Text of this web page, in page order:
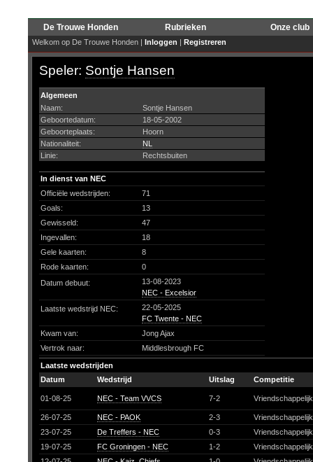
De Trouwe Honden Rubrieken Onze club
Welkom op De Trouwe Honden | Inloggen | Registreren
Speler: Sontje Hansen
Algemeen
Naam:
Sontje Hansen
Geboortedatum:
18-05-2002
Geboorteplaats:
Hoorn
Nationaliteit:
NL
Linie:
Rechtsbuiten
In dienst van NEC
Officiële wedstrijden:
71
Goals:
13
Gewisseld:
47
Ingevallen:
18
Gele kaarten:
8
Rode kaarten:
0
Datum debuut:
13-08-2023
NEC - Excelsior
Laatste wedstrijd NEC:
22-05-2025
FC Twente - NEC
Kwam van:
Jong Ajax
Vertrok naar:
Middlesbrough FC
Laatste wedstrijden
Datum
Wedstrijd Uitslag Competitie
01-08-25 NEC - Team VVCS 7-2
26-07-25 NEC - PAOK 2-3
23-07-25
De Treffers - NEC 0-3
19-07-25
FC Groningen - NEC 1-2